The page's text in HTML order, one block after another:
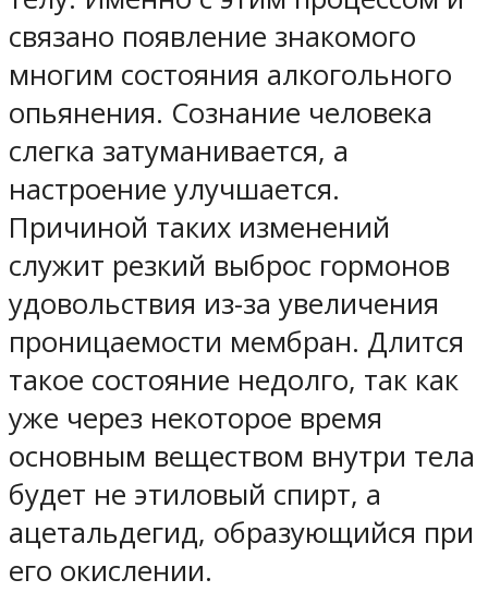
связано появление знакомого
многим состояния алкогольного
опьянения. Сознание человека
слегка затуманивается, а
настроение улучшается.
Причиной таких изменений
служит резкий выброс гормонов
удовольствия из-за увеличения
проницаемости мембран. Длится
такое состояние недолго, так как
уже через некоторое время
основным веществом внутри тела
будет не этиловый спирт, а
ацетальдегид, образующийся при
его окислении.